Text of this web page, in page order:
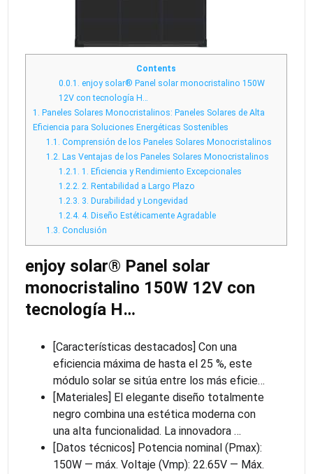
Contents
0.0.1. enjoy solar® Panel solar monocristalino 150W
12V con tecnología H…
1. Paneles Solares Monocristalinos: Paneles Solares de Alta
Eficiencia para Soluciones Energéticas Sostenibles
1.1. Comprensión de los Paneles Solares Monocristalinos
1.2. Las Ventajas de los Paneles Solares Monocristalinos
1.2.1. 1. Eficiencia y Rendimiento Excepcionales
1.2.2. 2. Rentabilidad a Largo Plazo
1.2.3. 3. Durabilidad y Longevidad
1.2.4. 4. Diseño Estéticamente Agradable
1.3. Conclusión
enjoy solar® Panel solar
monocristalino 150W 12V con
tecnología H…
[Características destacados] Con una
eficiencia máxima de hasta el 25 %, este
módulo solar se sitúa entre los más eficie…
[Materiales] El elegante diseño totalmente
negro combina una estética moderna con
una alta funcionalidad. La innovadora …
[Datos técnicos] Potencia nominal (Pmax):
150W — máx. Voltaje (Vmp): 22.65V — Máx.